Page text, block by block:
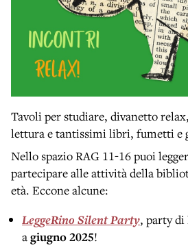
Tavoli per studiare, divanetto
lettura e tantissimi libri, fumetti e
Nello spazio RAG 11-16 puoi
partecipare alle attività della
età. Eccone alcune:
LeggeRino Silent Party, party
agiugno 2025!